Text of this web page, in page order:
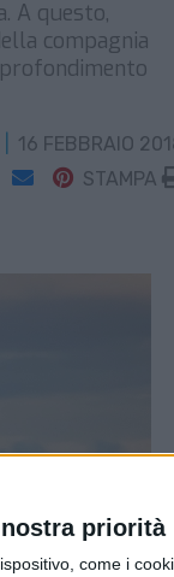
priorità
come i
A questo,
compagnia
16 FEBBRAIO
STAMPA